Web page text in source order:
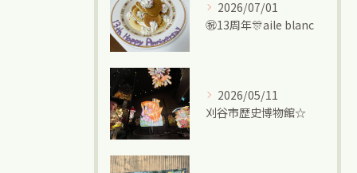
2026/07/01
㊗13周年🎊aile blanc
2026/05/11
刈谷市歴史博物館☆